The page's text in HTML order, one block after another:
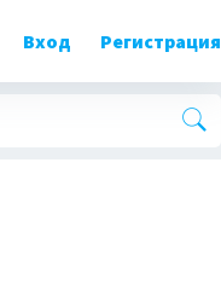
Вход Регистрация